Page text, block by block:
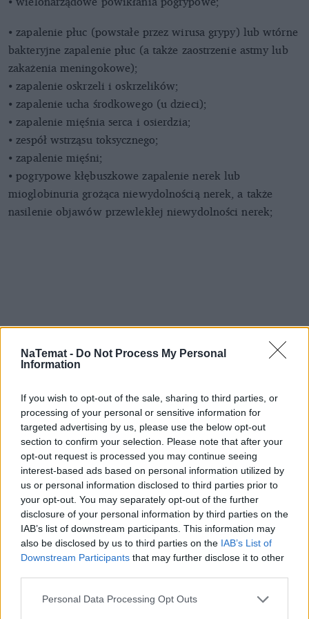
NaTemat - Do Not Process My Personal
Information
If you wish to opt-out of the sale, sharing to third parties, or
processing of your personal or sensitive information for
targeted advertising by us, please use the below opt-out
section to confirm your selection. Please note that after your
opt-out request is processed you may continue seeing
interest-based ads based on personal information utilized by
us or personal information disclosed to third parties prior to
your opt-out. You may separately opt-out of the further
disclosure of your personal information by third parties on the
IAB’s list of downstream participants. This information may
also be disclosed by us to third parties on the IAB’s List of
Downstream Participants that may further disclose it to other
Personal Data Processing Opt Outs
⦁ zapalenie płuc (powstałe przez wirusa grypy) lub wtórne
bakteryjne zapalenie płuc (a także zaostrzenie astmy lub
zakażenia meningokowe);
⦁ zapalenie oskrzeli i oskrzelików;
⦁ zapalenie ucha środkowego (u dzieci);
⦁ zapalenie mięśnia serca i osierdzia;
⦁ zespół wstrząsu toksycznego;
⦁ zapalenie mięśni;
⦁ pogrypowe kłębuszkowe zapalenie nerek lub
mioglobinuria grożąca niewydolnością nerek, a także
nasilenie objawów przewlekłej niewydolności nerek;
Nowość od PKP Intercity! |
kierunek:PODRÓŻE